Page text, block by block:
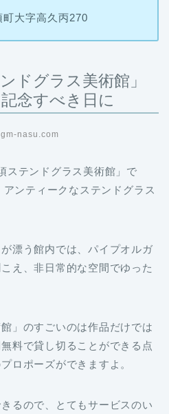
大字高久丙270
ドグラス美術館」
念すべき日に
nasu.com
ステンドグラス美術館」で
ンティークなステンドグラス
漂う館内では、パイプオルガ
え、非日常的な空間でゆった
」のすごいのは作品だけでは
料で貸し切ることができる点
ロポーズができますよ。
るので、とてもサービスのい